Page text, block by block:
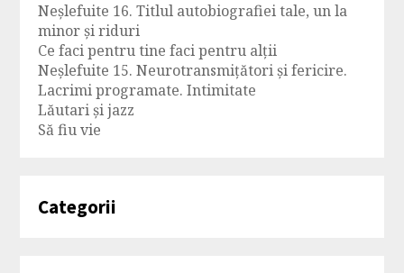
Neșlefuite 16. Titlul autobiografiei tale, un la
minor și riduri
Ce faci pentru tine faci pentru alții
Neșlefuite 15. Neurotransmițători și fericire.
Lacrimi programate. Intimitate
Lăutari și jazz
Să fiu vie
Categorii